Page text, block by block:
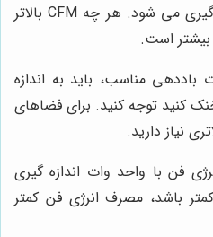
مکعب در دقیقه) اندازه گیری می شود. هر چه CFM بالاتر
است.
باددهی مناسب، باید به اندازه
کنید توجه کنید. برای فضاهای
فن با واحد وات اندازه گیری
باشد، مصرف انرژی فن کمتر